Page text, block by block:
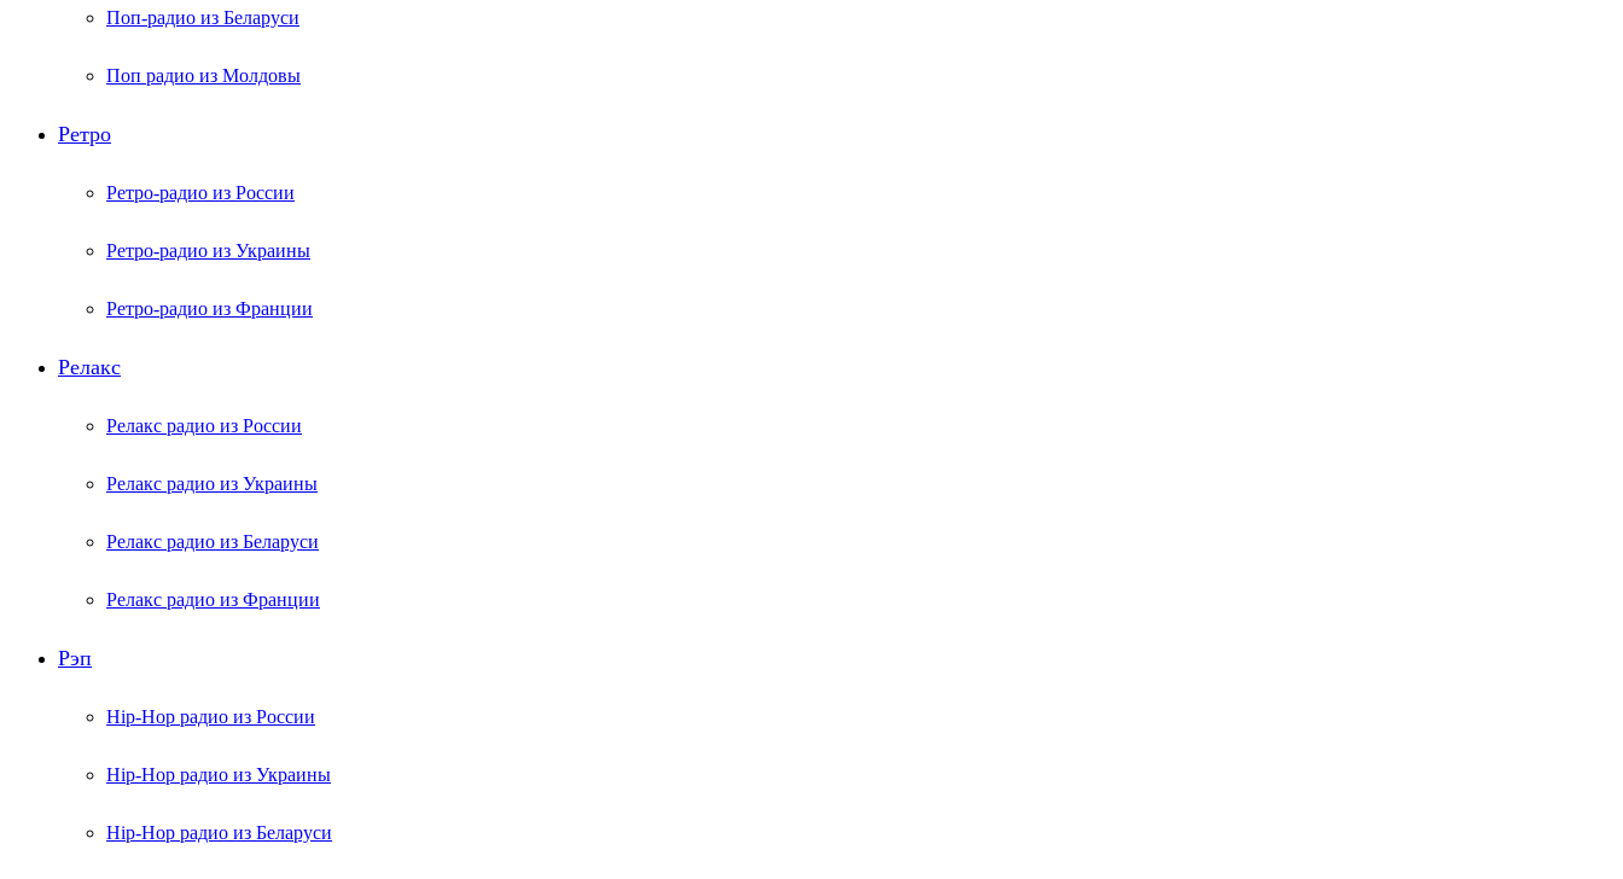
Поп-радио из Беларуси
Поп радио из Молдовы
Ретро
Ретро-радио из России
Ретро-радио из Украины
Ретро-радио из Франции
Релакс
Релакс радио из России
Релакс радио из Украины
Релакс радио из Беларуси
Релакс радио из Франции
Рэп
Hip-Hop радио из России
Hip-Hop радио из Украины
Hip-Hop радио из Беларуси